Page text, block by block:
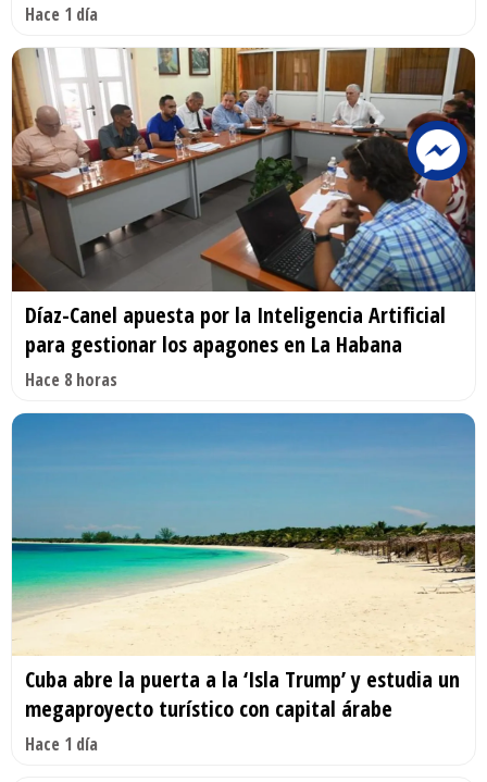
Hace 1 día
Díaz-Canel apuesta por la Inteligencia Artificial
para gestionar los apagones en La Habana
Hace 8 horas
Cuba abre la puerta a la ‘Isla Trump’ y estudia un
megaproyecto turístico con capital árabe
Hace 1 día